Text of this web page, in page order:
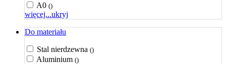
A0 ()
więcej...ukryj
Do materiału
Stal nierdzewna ()
Aluminium ()